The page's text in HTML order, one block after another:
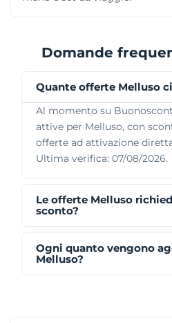
Domande
Quante offerte Melluso
Al momento su
attive per Melluso, con
offerte ad attivazione
Ultima verifica: 07/08/2026.
Le offerte Melluso
sconto?
Ogni quanto vengono
Melluso?